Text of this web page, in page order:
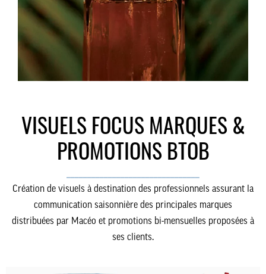
VISUELS FOCUS MARQUES &
PROMOTIONS BTOB
________________________________
Création de visuels à destination des professionnels assurant la
communication saisonnière des principales marques
distribuées par Macéo et promotions bi-mensuelles proposées à
ses clients.